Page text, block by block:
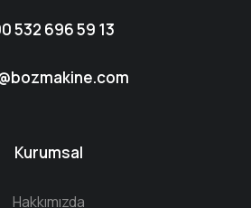
532 696 59 13
Kurumsal
Hakkımızda